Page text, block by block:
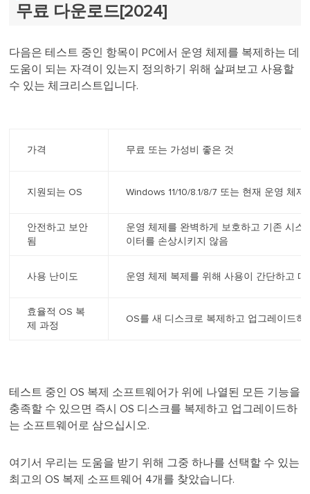
무료 다운로드[2024]
다음은 테스트 중인 항목이 PC에서 운영 체제를 복제하는 데
도움이 되는 자격이 있는지 정의하기 위해 살펴보고 사용할
수 있는 체크리스트입니다.
가격 무료 또는 가성비 좋은 것
지원되는 OS Windows 11/10/8.1/8/7 또는 현재 운영 체제
안전하고 보안
됨
운영 체제를 완벽하게 보호하고 기존 시
이터를 손상시키지 않음
사용 난이도 운영 체제 복제를 위해 사용이 간단하고
효율적 OS 복
제 과정
OS를 새 디스크로 복제하고 업그레이드
테스트 중인 OS 복제 소프트웨어가 위에 나열된 모든 기능을
충족할 수 있으면 즉시 OS 디스크를 복제하고 업그레이드하
는 소프트웨어로 삼으십시오.
여기서 우리는 도움을 받기 위해 그중 하나를 선택할 수 있는
최고의 OS 복제 소프트웨어 4개를 찾았습니다.